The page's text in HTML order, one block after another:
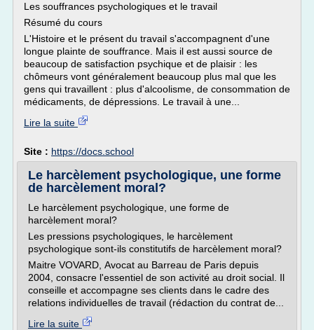
Les souffrances psychologiques et le travail
Résumé du cours
L'Histoire et le présent du travail s'accompagnent d'une
longue plainte de souffrance. Mais il est aussi source de
beaucoup de satisfaction psychique et de plaisir : les
chômeurs vont généralement beaucoup plus mal que les
gens qui travaillent : plus d'alcoolisme, de consommation de
médicaments, de dépressions. Le travail à une...
Lire la suite
Site : https://docs.school
Le harcèlement psychologique, une forme
de harcèlement moral?
Le harcèlement psychologique, une forme de
harcèlement moral?
Les pressions psychologiques, le harcèlement
psychologique sont-ils constitutifs de harcèlement moral?
Maitre VOVARD, Avocat au Barreau de Paris depuis
2004, consacre l'essentiel de son activité au droit social. Il
conseille et accompagne ses clients dans le cadre des
relations individuelles de travail (rédaction du contrat de...
Lire la suite